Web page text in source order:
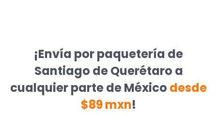
¡Envía por paquetería de
Santiago de Querétaro a
cualquier parte de México desde
$89 mxn!